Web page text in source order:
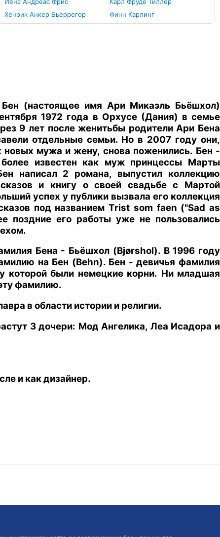
Хенрик Анкер Бьеррегор Финн Карлинг
(настоящее имя Ари Микаэль Бьёшхол)
1972 года в Орхусе (Дания) в семье
9 лет после женитьбы родители Ари Бена
отдельные семьи. Но в 2007 году они,
новых мужа и жену, снова поженились. Бен -
более известен как муж принцессы Марты
написал 2 романа, выпустил коллекцию
и книгу о своей свадьбе с Мартой
успех у публики вызвала его коллекция
под названием Trist som faen ("Sad as
поздние его работы уже не пользовались
Бена - Бьёшхол (Bjørshol). В 1996 году
на Бен (Behn). Бен - девичья фамилия
которой были немецкие корни. Ни младшая
фамилию.
в области истории и религии.
3 дочери: Мод Ангелика, Леа Исадора и
и как дизайнер.